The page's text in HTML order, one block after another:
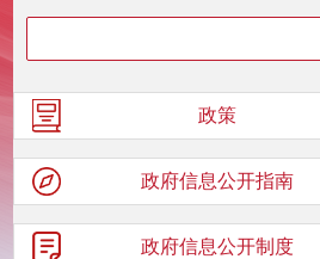
政策
政府信息公开指南
政府信息公开制度